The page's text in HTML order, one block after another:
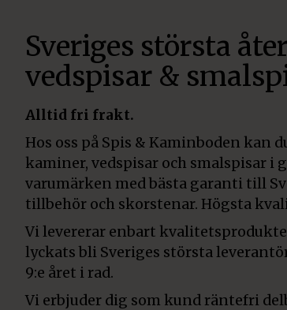
Sveriges största
vedspisar &
Alltid fri frakt.
Hos oss på Spis & Kaminboden kan
kaminer, vedspisar och smalspisar i
varumärken med bästa garanti till
tillbehör och skorstenar. Högsta
Vi levererar enbart
lyckats bli Sveriges största
9:e året i rad.
Vi erbjuder dig som kund räntefri